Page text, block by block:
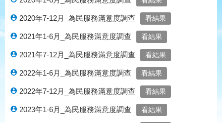
2020年7-12月_為民服務滿意度調查
2021年1-6月_為民服務滿意度調查
2021年7-12月_為民服務滿意度調查
2022年1-6月_為民服務滿意度調查
2022年7-12月_為民服務滿意度調查
2023年1-6月_為民服務滿意度調查